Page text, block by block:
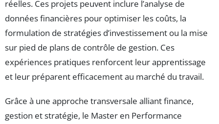
réelles. Ces projets peuvent inclure l’analyse de
données financières pour optimiser les coûts, la
formulation de stratégies d’investissement ou la mise
sur pied de plans de contrôle de gestion. Ces
expériences pratiques renforcent leur apprentissage
et leur préparent efficacement au marché du travail.
Grâce à une approche transversale alliant finance,
gestion et stratégie, le Master en Performance